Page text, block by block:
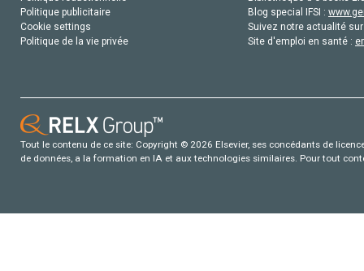
Politique publicitaire
Cookie settings
Politique de la vie privée
Blog special IFSI :
Suivez notre actualité
Site d'emploi en santé :
Tout le contenu de ce site: Copyright © 2026 Elsevier, ses concédants de
de données, a la formation en IA et aux technologies similaires. Pour tout